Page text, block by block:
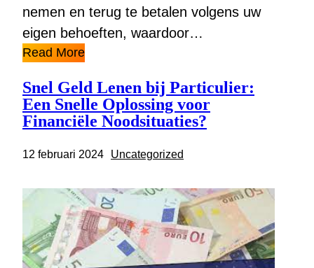
nemen en terug te betalen volgens uw
eigen behoeften, waardoor…
Read More
Snel Geld Lenen bij Particulier:
Een Snelle Oplossing voor
Financiële Noodsituaties?
12 februari 2024 Uncategorized